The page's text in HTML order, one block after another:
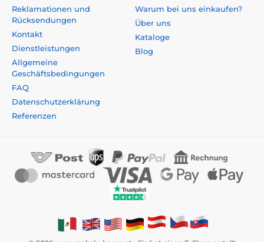
Reklamationen und
Rücksendungen
Kontakt
Dienstleistungen
Allgemeine
Geschäftsbedingungen
FAQ
Datenschutzerklärung
Referenzen
Warum bei uns einkaufen?
Über uns
Kataloge
Blog